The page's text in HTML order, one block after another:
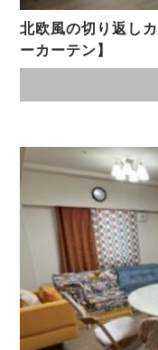
北欧風の切り返し
ーカーテン】